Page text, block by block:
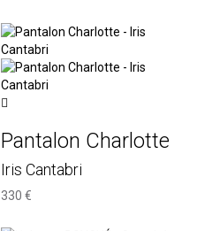
Pantalon Charlotte
Iris Cantabri
330 €